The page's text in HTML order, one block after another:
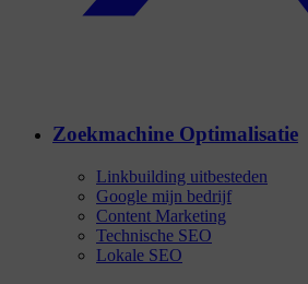
Zoekmachine Optimalisatie
Linkbuilding uitbesteden
Google mijn bedrijf
Content Marketing
Technische SEO
Lokale SEO